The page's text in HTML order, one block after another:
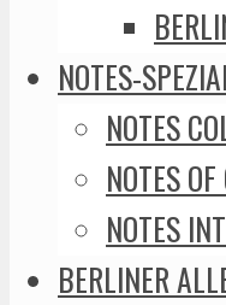
NOTES-
NOTES
NOTES
NOTES
BERLINER